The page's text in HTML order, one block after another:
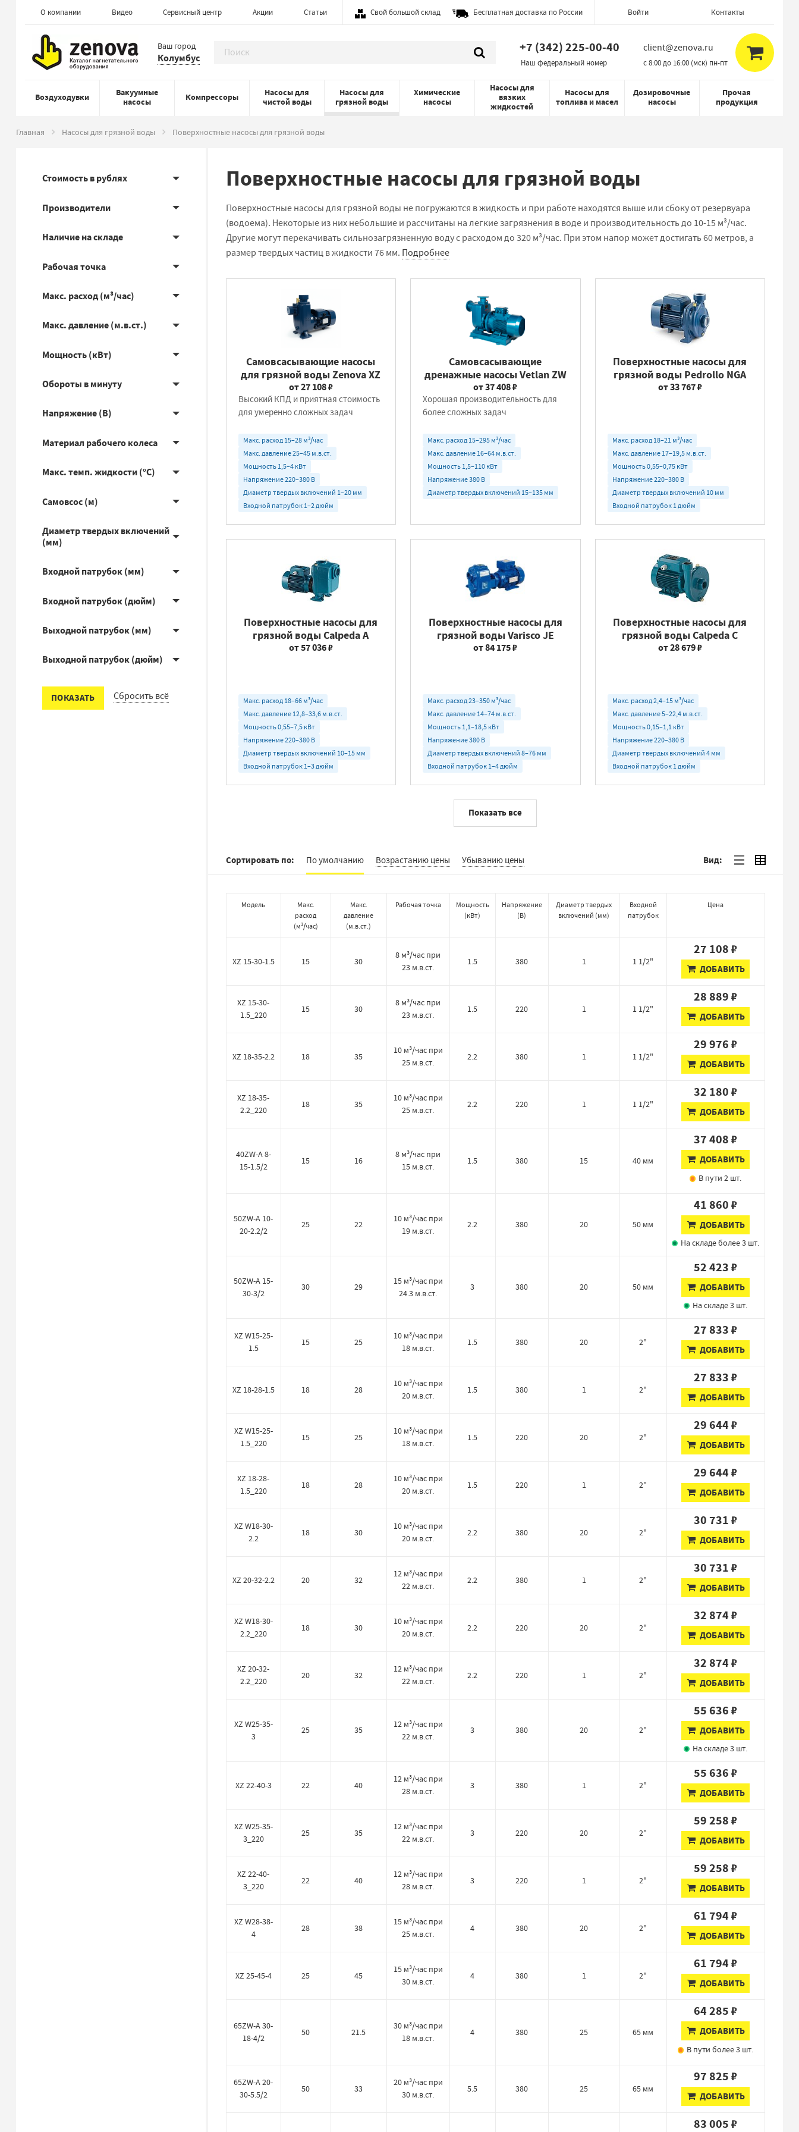
О компании Видео Сервисный центр Акции Статьи Свой большой склад Бесплатная доставка по России Войти Контакты
Ваш город
Колумбус
+7 (342) 225-00-40
Наш федеральный номер
client@zenova.ru
c 8:00 до 16:00 (мск) пн-пт
Воздуходувки
Вакуумные
насосы
Компрессоры
Насосы для
чистой воды
Насосы для
грязной воды
Химические
насосы
Насосы для
вязких
жидкостей
Насосы для
топлива и масел
Дозировочные
насосы
Прочая
продукция
Главная Насосы для грязной воды Поверхностные насосы для грязной воды
Стоимость в рублях
Производители
Наличие на складе
Рабочая точка
Макс. расход (м³/час)
Макс. давление (м.в.ст.)
Мощность (кВт)
Обороты в минуту
Напряжение (В)
Материал рабочего колеса
Макс. темп. жидкости (°C)
Самовсос (м)
Диаметр твердых включений
(мм)
Входной патрубок (мм)
Входной патрубок (дюйм)
Выходной патрубок (мм)
Выходной патрубок (дюйм)
ПОКАЗАТЬ Сбросить всё
Поверхностные насосы для грязной воды
Поверхностные насосы для грязной воды не погружаются в жидкость и при работе находятся выше или сбоку от резервуара
(водоема). Некоторые из них небольшие и рассчитаны на легкие загрязнения в воде и производительность до 10-15 м³/час.
Другие могут перекачивать сильнозагрязненную воду с расходом до 320 м³/час. При этом напор может достигать 60 метров, а
размер твердых частиц в жидкости 76 мм. Подробнее
Самовсасывающие насосы
для грязной воды Zenova XZ
от 27 108 ₽
Высокий КПД и приятная стоимость
для умеренно сложных задач
Макс. расход 15–28 м³/час
Макс. давление 25–45 м.в.ст.
Мощность 1,5–4 кВт
Напряжение 220–380 В
Диаметр твердых включений 1–20 мм
Входной патрубок 1–2 дюйм
Самовсасывающие
дренажные насосы Vetlan ZW
от 37 408 ₽
Хорошая производительность для
более сложных задач
Макс. расход 15–295 м³/час
Макс. давление 16–64 м.в.ст.
Мощность 1,5–110 кВт
Напряжение 380 В
Диаметр твердых включений 15–135 мм
Поверхностные насосы для
грязной воды Pedrollo NGA
от 33 767 ₽
Макс. расход 18–21 м³/час
Макс. давление 17–19,5 м.в.ст.
Мощность 0,55–0,75 кВт
Напряжение 220–380 В
Диаметр твердых включений 10 мм
Входной патрубок 1 дюйм
Поверхностные насосы для
грязной воды Calpeda A
от 57 036 ₽
Макс. расход 18–66 м³/час
Макс. давление 12,8–33,6 м.в.ст.
Мощность 0,55–7,5 кВт
Напряжение 220–380 В
Диаметр твердых включений 10–15 мм
Входной патрубок 1–3 дюйм
Поверхностные насосы для
грязной воды Varisco JE
от 84 175 ₽
Макс. расход 23–350 м³/час
Макс. давление 14–74 м.в.ст.
Мощность 1,1–18,5 кВт
Напряжение 380 В
Диаметр твердых включений 8–76 мм
Входной патрубок 1–4 дюйм
Поверхностные насосы для
грязной воды Calpeda C
от 28 679 ₽
Макс. расход 2,4–15 м³/час
Макс. давление 5–22,4 м.в.ст.
Мощность 0,15–1,1 кВт
Напряжение 220–380 В
Диаметр твердых включений 4 мм
Входной патрубок 1 дюйм
Показать все
Сортировать по: По умолчанию Возрастанию цены Убыванию цены Вид:
Модель
Макс.
расход
(м³/час)
Макс.
давление
(м.в.ст.)
Рабочая точка
Мощность
(кВт)
Напряжение
(В)
Диаметр твердых
включений (мм)
Входной
патрубок
Цена
XZ 15-30-1.5 15 30
8 м³/час при
23 м.в.ст.
1.5 380 1 1 1/2"
27 108 ₽
ДОБАВИТЬ
XZ 15-30-
1.5_220
15 30
8 м³/час при
23 м.в.ст.
1.5 220 1 1 1/2"
28 889 ₽
ДОБАВИТЬ
XZ 18-35-2.2 18 35
10 м³/час при
25 м.в.ст.
2.2 380 1 1 1/2"
29 976 ₽
ДОБАВИТЬ
XZ 18-35-
2.2_220
18 35
10 м³/час при
25 м.в.ст.
2.2 220 1 1 1/2"
32 180 ₽
ДОБАВИТЬ
40ZW-A 8-
15-1.5/2
15 16
8 м³/час при
15 м.в.ст.
1.5 380 15 40 мм
37 408 ₽
ДОБАВИТЬ
В пути2 шт.
50ZW-A 10-
20-2.2/2
25 22
10 м³/час при
19 м.в.ст.
2.2 380 20 50 мм
41 860 ₽
ДОБАВИТЬ
На складеболее 3 шт.
50ZW-A 15-
30-3/2
30 29
15 м³/час при
24.3 м.в.ст.
3 380 20 50 мм
52 423 ₽
ДОБАВИТЬ
На складе3 шт.
XZ W15-25-
1.5
15 25
10 м³/час при
18 м.в.ст.
1.5 380 20 2"
27 833 ₽
ДОБАВИТЬ
XZ 18-28-1.5 18 28
10 м³/час при
20 м.в.ст.
1.5 380 1 2"
27 833 ₽
ДОБАВИТЬ
XZ W15-25-
1.5_220
15 25
10 м³/час при
18 м.в.ст.
1.5 220 20 2"
29 644 ₽
ДОБАВИТЬ
XZ 18-28-
1.5_220
18 28
10 м³/час при
20 м.в.ст.
1.5 220 1 2"
29 644 ₽
ДОБАВИТЬ
XZ W18-30-
2.2
18 30
10 м³/час при
20 м.в.ст.
2.2 380 20 2"
30 731 ₽
ДОБАВИТЬ
XZ 20-32-2.2 20 32
12 м³/час при
22 м.в.ст.
2.2 380 1 2"
30 731 ₽
ДОБАВИТЬ
XZ W18-30-
2.2_220
18 30
10 м³/час при
20 м.в.ст.
2.2 220 20 2"
32 874 ₽
ДОБАВИТЬ
XZ 20-32-
2.2_220
20 32
12 м³/час при
22 м.в.ст.
2.2 220 1 2"
32 874 ₽
ДОБАВИТЬ
XZ W25-35-
3
25 35
12 м³/час при
22 м.в.ст.
3 380 20 2"
55 636 ₽
ДОБАВИТЬ
На складе3 шт.
XZ 22-40-3 22 40
12 м³/час при
28 м.в.ст.
3 380 1 2"
55 636 ₽
ДОБАВИТЬ
XZ W25-35-
3_220
25 35
12 м³/час при
22 м.в.ст.
3 220 20 2"
59 258 ₽
ДОБАВИТЬ
XZ 22-40-
3_220
22 40
12 м³/час при
28 м.в.ст.
3 220 1 2"
59 258 ₽
ДОБАВИТЬ
XZ W28-38-
4
28 38
15 м³/час при
25 м.в.ст.
4 380 20 2"
61 794 ₽
ДОБАВИТЬ
XZ 25-45-4 25 45
15 м³/час при
30 м.в.ст.
4 380 1 2"
61 794 ₽
ДОБАВИТЬ
65ZW-A 30-
18-4/2
50 21.5
30 м³/час при
18 м.в.ст.
4 380 25 65 мм
64 285 ₽
ДОБАВИТЬ
В путиболее 3 шт.
65ZW-A 20-
30-5.5/2
50 33
20 м³/час при
30 м.в.ст.
5.5 380 25 65 мм
97 825 ₽
ДОБАВИТЬ
83 005 ₽